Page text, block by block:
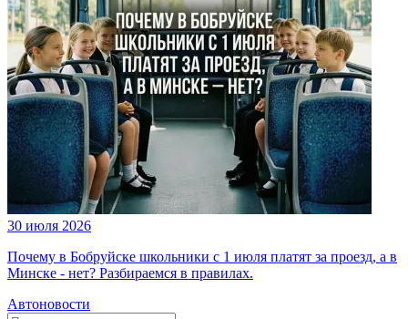
30 июля 2026
Почему в Бобруйске школьники с 1 июля платят за проезд, а в
Минске - нет? Разбираемся в правилах.
Автоновости